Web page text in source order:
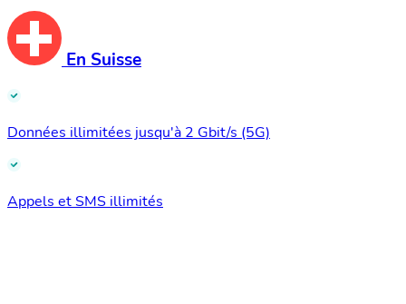
En Suisse
Données illimitées jusqu'à 2 Gbit/s (5G)
Appels et SMS illimités